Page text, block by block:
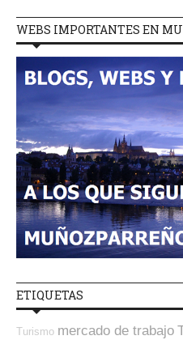
WEBS IMPORTANTES EN
ETIQUETAS
Turismo mercado de trabajo